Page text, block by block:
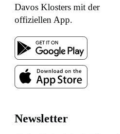
Davos Klosters mit der
offiziellen App.
Newsletter